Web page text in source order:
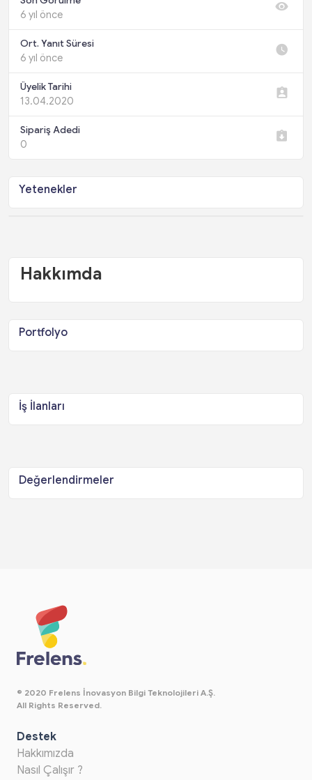
6 yıl önce
Ort. Yanıt Süresi
6 yıl önce
Üyelik Tarihi
13.04.2020
Sipariş Adedi
0
Yetenekler
Hakkımda
Portfolyo
İş İlanları
Değerlendirmeler
© 2020 Frelens İnovasyon Bilgi Teknolojileri A.Ş.
All Rights Reserved.
Destek
Hakkımızda
Nasıl Çalışır ?